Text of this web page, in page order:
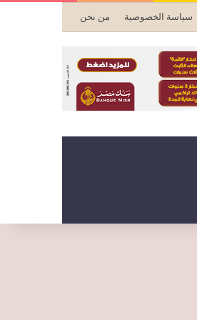
سياسة الخصوصية من نحن